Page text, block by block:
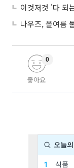
좋아요
0